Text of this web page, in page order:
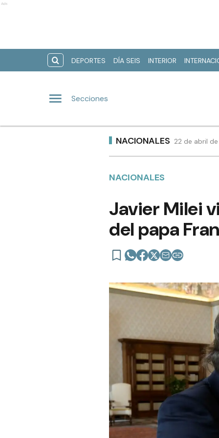
Ads
DEPORTES DÍA SEIS INTERIOR
Secciones
NACIONALES 22 de abril
NACIONALES
Javier Milei
del papa